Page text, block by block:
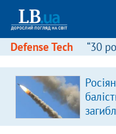
Defense Tech “30